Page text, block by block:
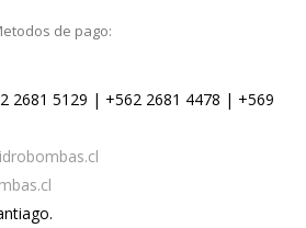
de pago:
2681 5129 | +562 2681 4478 | +569